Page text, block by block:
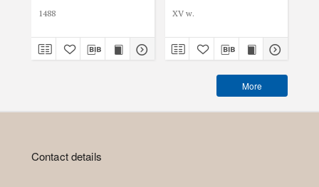
1488 XV w.
More
Contact details